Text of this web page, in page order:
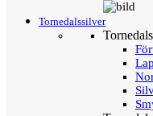
Tornedalssilver